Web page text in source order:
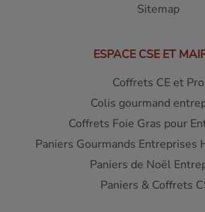
Sitemap
ESPACE CSE ET
Coffrets CE et Pro
Colis gourmand
Coffrets Foie Gras pour
Paniers Gourmands Entreprises
Paniers de Noël
Paniers & Coffrets